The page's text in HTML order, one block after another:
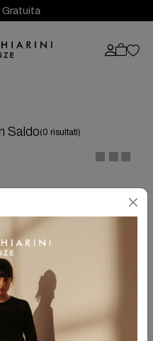
Gratuita
Saldo(0 risultati)
alcun articolo scelto!
prova a seguire questi
di nuovo:
scritte correttamente
differenti
generiche